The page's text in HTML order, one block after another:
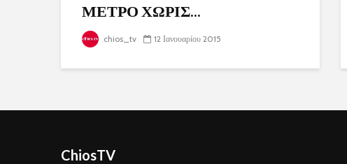
ΜΕΤΡΟ ΧΩΡΙΣ...
chios_tv 12 Ιανουαρίου 2015
ChiosTV